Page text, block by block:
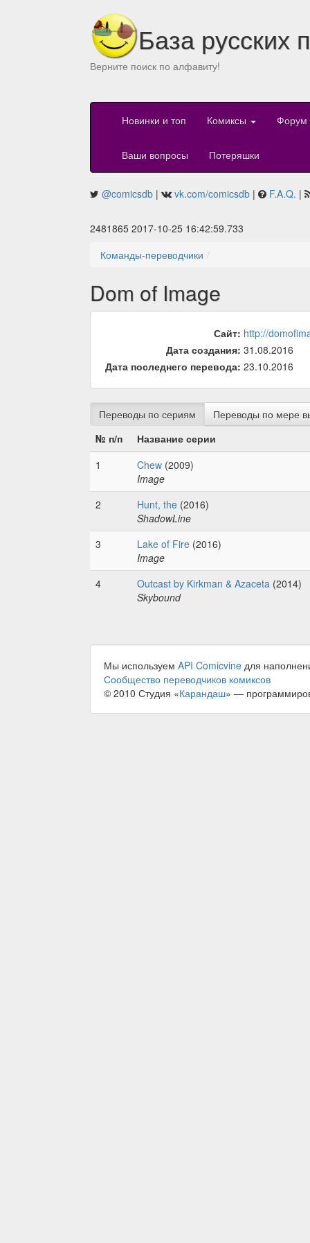
База русских
Верните поиск по алфавиту!
Новинки и топ Комиксы Форум
Ваши вопросы Потеряшки
@comicsdb | vk.com/comicsdb | F.A.Q. |
2481865 2017-10-25 16:42:59.733
Команды-переводчики
Dom of Image
Сайт: http://
Дата создания: 31.08.2016
Дата последнего перевода: 23.10.2016
Переводы по сериям
Переводы по мере
№ п/п
Название серии
1
Chew (2009)
Image
2
Hunt, the (2016)
ShadowLine
3
Lake of Fire (2016)
Image
4
Outcast by Kirkman & Azaceta (2014)
Skybound
Мы используем API Comicvine для
Сообщество переводчиков комиксов
© 2010 Студия «Карандаш» —